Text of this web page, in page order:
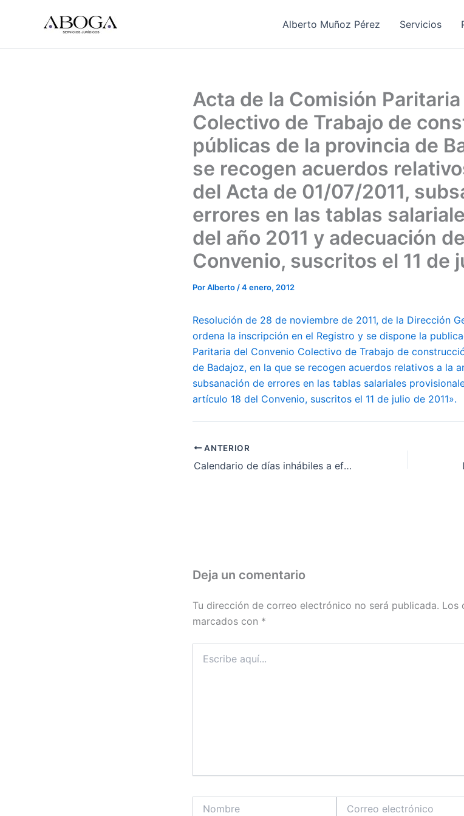
Alberto Muñoz Pérez Servicios
Acta de la Comisión
Colectivo de Trabajo de
públicas de la provincia de
se recogen acuerdos
del Acta de 01/07/2011,
errores en las tablas
del año 2011 y adecuación
Convenio, suscritos el 11 de
PorAlberto /4 enero, 2012
Resolución de 28 de noviembre de 2011, de la Dirección
ordena la inscripción en el Registro y se dispone la
Paritaria del Convenio Colectivo de Trabajo de
de Badajoz, en la que se recogen acuerdos relativos a la
subsanación de errores en las tablas salariales
artículo 18 del Convenio, suscritos el 11 de julio de 2011».
ANTERIOR
Calendario de días inhábiles a efectos de cómputo de plazos administrativos durante el año 2012 en la Comunidad Autónoma de Extremadura
Deja un comentario
Tu dirección de correo electrónico no será publicada. Los
marcados con *
aquí...
electrónico